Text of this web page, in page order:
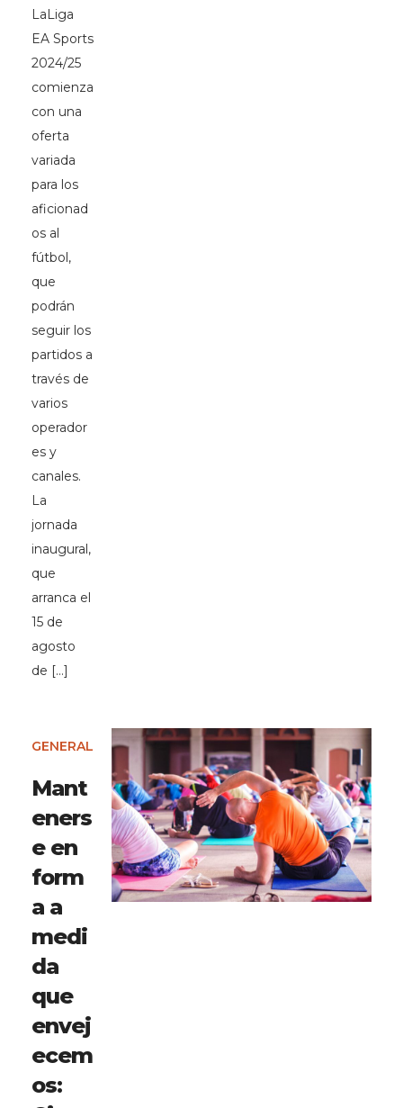
LaLiga
EA Sports
2024/25
comienza
con una
oferta
variada
para los
aficionad
os al
fútbol,
que
podrán
seguir los
partidos a
través de
varios
operador
es y
canales.
La
jornada
inaugural,
que
arranca el
15 de
agosto
de […]
GENERAL
Mant
eners
e en
form
a a
medi
da
que
envej
ecem
os: